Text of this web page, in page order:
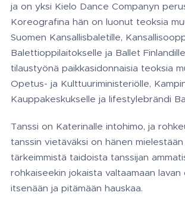
ja on yksi Kielo Dance Companyn
Koreografina hän on luonut teoksia
Suomen Kansallisbaletille,
Balettioppilaitokselle ja Ballet
tilaustyönä paikkasidonnaisia teoksia
Opetus- ja Kulttuuriministeriölle,
Kauppakeskukselle ja lifestylebrändi
Tanssi on Katerinalle intohimo, ja
tanssin vietäväksi on hänen mielestään
tärkeimmistä taidoista tanssijan
rohkaiseekin jokaista valtaamaan lavan
itsenään ja pitämään hauskaa.